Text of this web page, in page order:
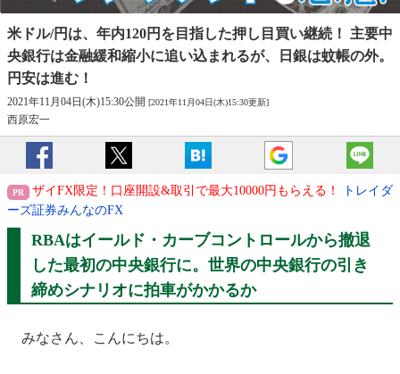
米ドル/円は、年内120円を目指した押し目買い継続！ 主要中
央銀行は金融緩和縮小に追い込まれるが、日銀は蚊帳の外。
円安は進む！
2021年11月04日(木)15:30公開 [2021年11月04日(木)15:30更新]
西原宏一
ザイFX限定！口座開設&取引で最大10000円もらえる！
トレイダ
ーズ証券みんなのFX
RBAはイールド・カーブコントロールから撤退
した最初の中央銀行に。 世界の中央銀行の引き
締めシナリオに拍車がかかるか
みなさん、こんにちは。